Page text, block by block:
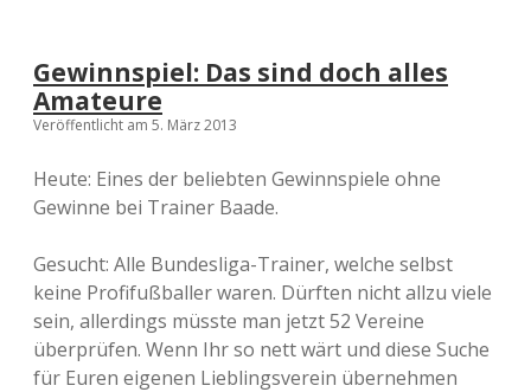
Gewinnspiel: Das sind doch alles
Amateure
Veröffentlicht am 5. März 2013
Heute: Eines der beliebten Gewinnspiele ohne
Gewinne bei Trainer Baade.
Gesucht: Alle Bundesliga-Trainer, welche selbst
keine Profifußballer waren. Dürften nicht allzu viele
sein, allerdings müsste man jetzt 52 Vereine
überprüfen. Wenn Ihr so nett wärt und diese Suche
für Euren eigenen Lieblingsverein übernehmen